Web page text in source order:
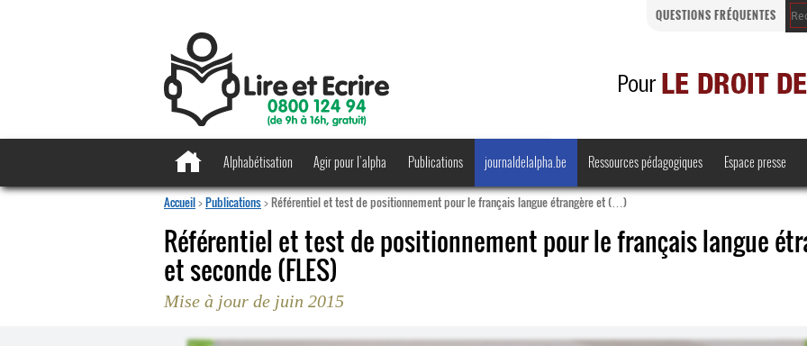
QUESTIONS FRÉQUENTES
Alphabétisation Agir pour l’alpha Publications journaldelalpha.be Ressources pédagogiques Espace presse
Accueil>Publications>Référentiel et test de positionnement pour le français langue étrangère et (…)
Référentiel et test de positionnement pour le français langue
et seconde (FLES)
Mise à jour de juin 2015